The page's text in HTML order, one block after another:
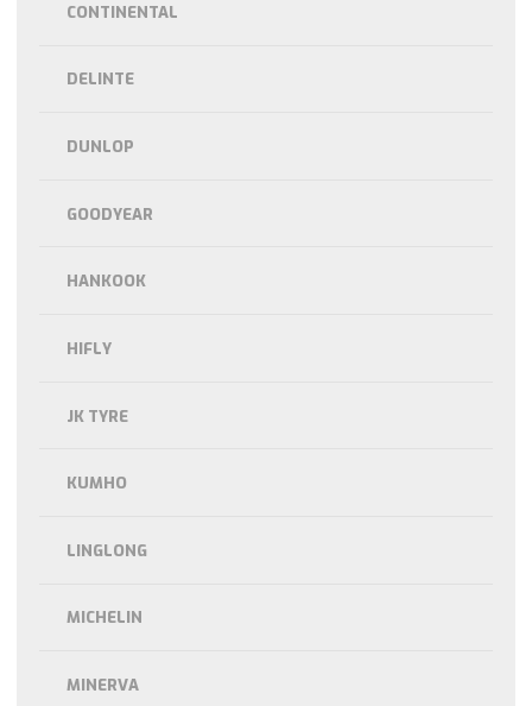
CONTINENTAL
DELINTE
DUNLOP
GOODYEAR
HANKOOK
HIFLY
JK TYRE
KUMHO
LINGLONG
MICHELIN
MINERVA